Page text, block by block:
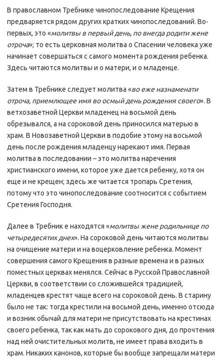
В православном Требнике чинопоследование Крещения
предваряется рядом других кратких чинопоследований. Во-
первых, это «молитвы в первый день, по внегда родити жене
отроча»; то есть церковная молитва о Спасении человека уже
начинает совершаться с самого момента рождения ребенка.
Здесь читаются молитвы и о матери, и о младенце.
Затем в Требнике следует молитва «во еже назнаменати
отроча, приемлющее имя во осмый день рождения своего». В
ветхозаветной Церкви младенец на восьмой день
обрезывался, а на сороковой день приносился матерью в
храм. В Новозаветной Церкви в подобие этому на восьмой
день после рождения младенцу нарекают имя. Первая
молитва в последовании – это молитва наречения
христианского имени, которое уже дается ребенку, хотя он
еще и не крещен; здесь же читается тропарь Сретения,
потому что это чинопоследование соотносится с событием
Сретения Господня.
Далее в Требник е находятся «молитвы жене родильнице по
четыредесятих днех». На сороковой день читаются молитвы
на очищение матери и на воцерковление ребенка. Момент
совершения самого Крещения в разные времена и в разных
поместных церквах менялся. Сейчас в Русской Православной
Церкви, в соответствии со сложившейся традицией,
младенцев крестят чаще всего на сороковой день. В старину
было не так: тогда крестили на восьмой день, именно отсюда
и возник обычай для матери не присутствовать на крестинах
своего ребенка, так как мать до сорокового дня, до прочтения
над ней очистительных молитв, не имеет права входить в
храм. Никаких канонов, которые бы вообще запрещали матери